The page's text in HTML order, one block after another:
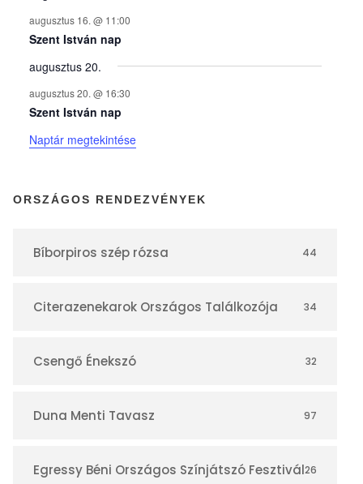
y
e
k
n
a
á
r
augusztus 16. @ 11:00
Szent István nap
augusztus 20.
augusztus 20. @ 16:30
Szent István nap
Naptár megtekintése
ORSZÁGOS RENDEZVÉNYEK
Bíborpiros szép rózsa 44
Citerazenekarok Országos Találkozója 34
Csengő Énekszó 32
Duna Menti Tavasz 97
Egressy Béni Országos Színjátszó Fesztivál26